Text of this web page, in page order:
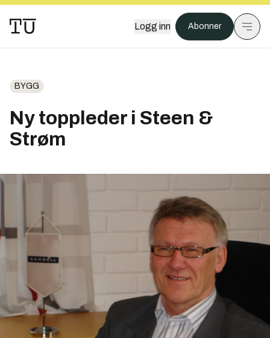
Logg inn Abonner
BYGG
Ny toppleder i Steen &
Strøm